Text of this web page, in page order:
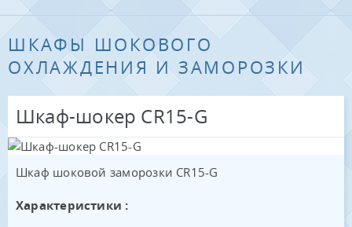
ШКАФЫ ШОКОВОГО
ОХЛАЖДЕНИЯ И ЗАМОРОЗКИ
Шкаф-шокер CR15-G
Шкаф шоковой заморозки CR15-G
Характеристики :